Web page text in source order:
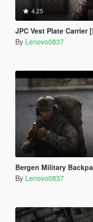
4.25
JPC Vest Plate Carrier
By Lenovo0837
Bergen Military
By Lenovo0837